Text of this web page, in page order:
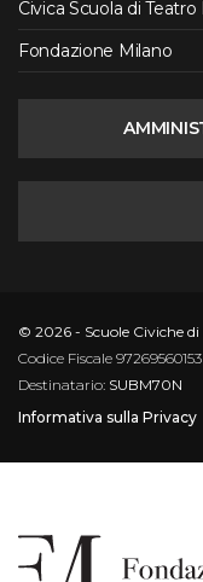
Civica Scuola di Teatro
Fondazione Milano
© 2026 - Scuole Civiche
Codice Fiscale
Destinatario: SUBM70N
Informativa sulla Privacy